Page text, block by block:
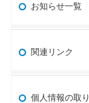
お知らせ一覧
関連リンク
個人情報の取